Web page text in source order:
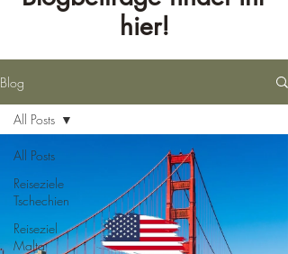
hier!
Blog
All Posts
Reiseziele
Tschechien
Reiseziel
Malta
All Posts